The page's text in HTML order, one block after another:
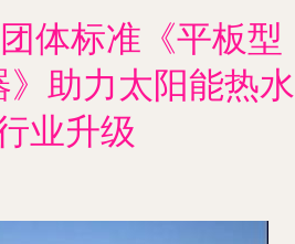
体标准《平板型
》助力太阳能热水
业升级